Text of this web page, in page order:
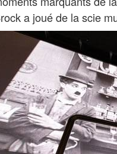
a joué de la scie